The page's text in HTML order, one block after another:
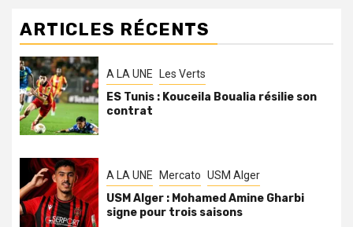
ARTICLES RÉCENTS
A LA UNE Les Verts
ES Tunis : Kouceila Boualia résilie son
contrat
A LA UNE Mercato USM Alger
USM Alger : Mohamed Amine Gharbi
signe pour trois saisons